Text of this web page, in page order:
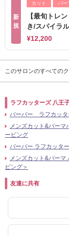
新
規
カット パー
【最旬トレ
き/スパイラ
¥12,200
このサロンのすべての
ラフカッターズ 八王
バーバー ラフカッ
メンズカット&パー
ービング
バーバー ラフカッタ
メンズカット&パーマ
ビング＞
友達に共有